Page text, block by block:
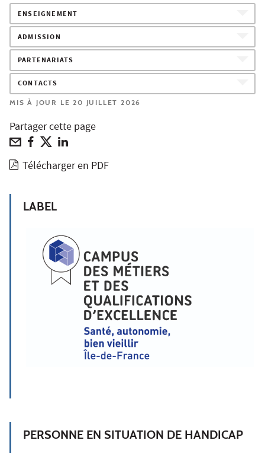
ENSEIGNEMENT
ADMISSION
PARTENARIATS
CONTACTS
MIS À JOUR LE 20 JUILLET 2026
Partager cette page
Télécharger en PDF
LABEL
PERSONNE EN SITUATION DE HANDICAP